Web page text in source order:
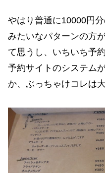
やはり普通に10000円
みたいなパターンの方
て思うし、いちいち予
予約サイトのシステム
か、ぶっちゃけコレは